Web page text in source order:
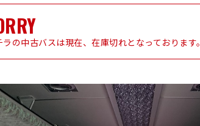
ラの中古バスは現在、在庫切れとなっております。